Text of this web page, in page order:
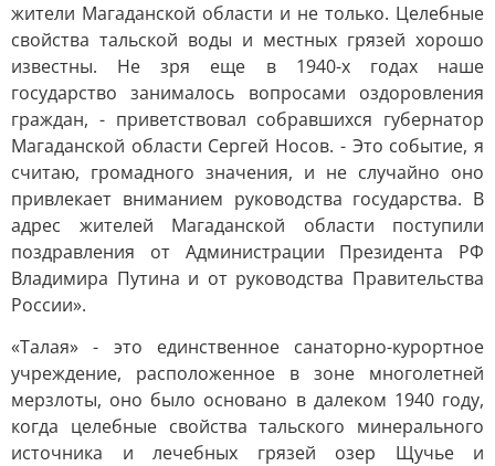
жители Магаданской области и не только. Целебные
свойства тальской воды и местных грязей хорошо
известны. Не зря еще в 1940-х годах наше
государство занималось вопросами оздоровления
граждан, - приветствовал собравшихся губернатор
Магаданской области Сергей Носов. - Это событие, я
считаю, громадного значения, и не случайно оно
привлекает вниманием руководства государства. В
адрес жителей Магаданской области поступили
поздравления от Администрации Президента РФ
Владимира Путина и от руководства Правительства
России».
«Талая» - это единственное санаторно-курортное
учреждение, расположенное в зоне многолетней
мерзлоты, оно было основано в далеком 1940 году,
когда целебные свойства тальского минерального
источника и лечебных грязей озер Щучье и